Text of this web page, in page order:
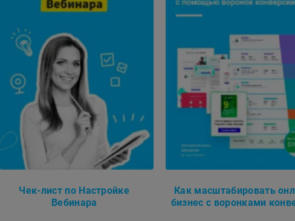
Чек-лист по Настройке
Вебинара
Как масштабировать
бизнес с воронками